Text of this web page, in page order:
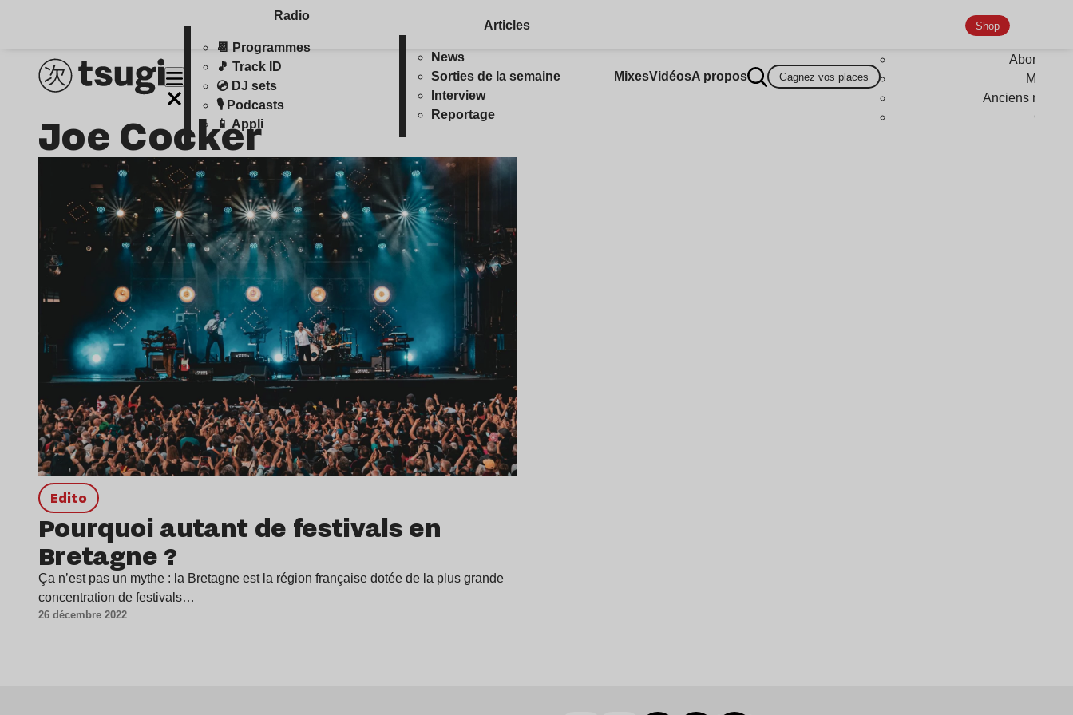
Radio
📆 Programmes
🎵 Track ID
💿 DJ sets
🎙️ Podcasts
📱 Appli
Articles
News
Sorties de la semaine
Interview
Reportage
MixesVidéosA propos Gagnez vos places
Shop
Anciens
Joe Cocker
Edito
Pourquoi autant de festivals en
Bretagne ?
Ça n’est pas un mythe : la Bretagne est la région française dotée de la plus grande
concentration de festivals…
26 décembre 2022